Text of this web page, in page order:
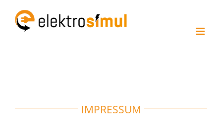
Zum
Inhalt
IMPRESSUM